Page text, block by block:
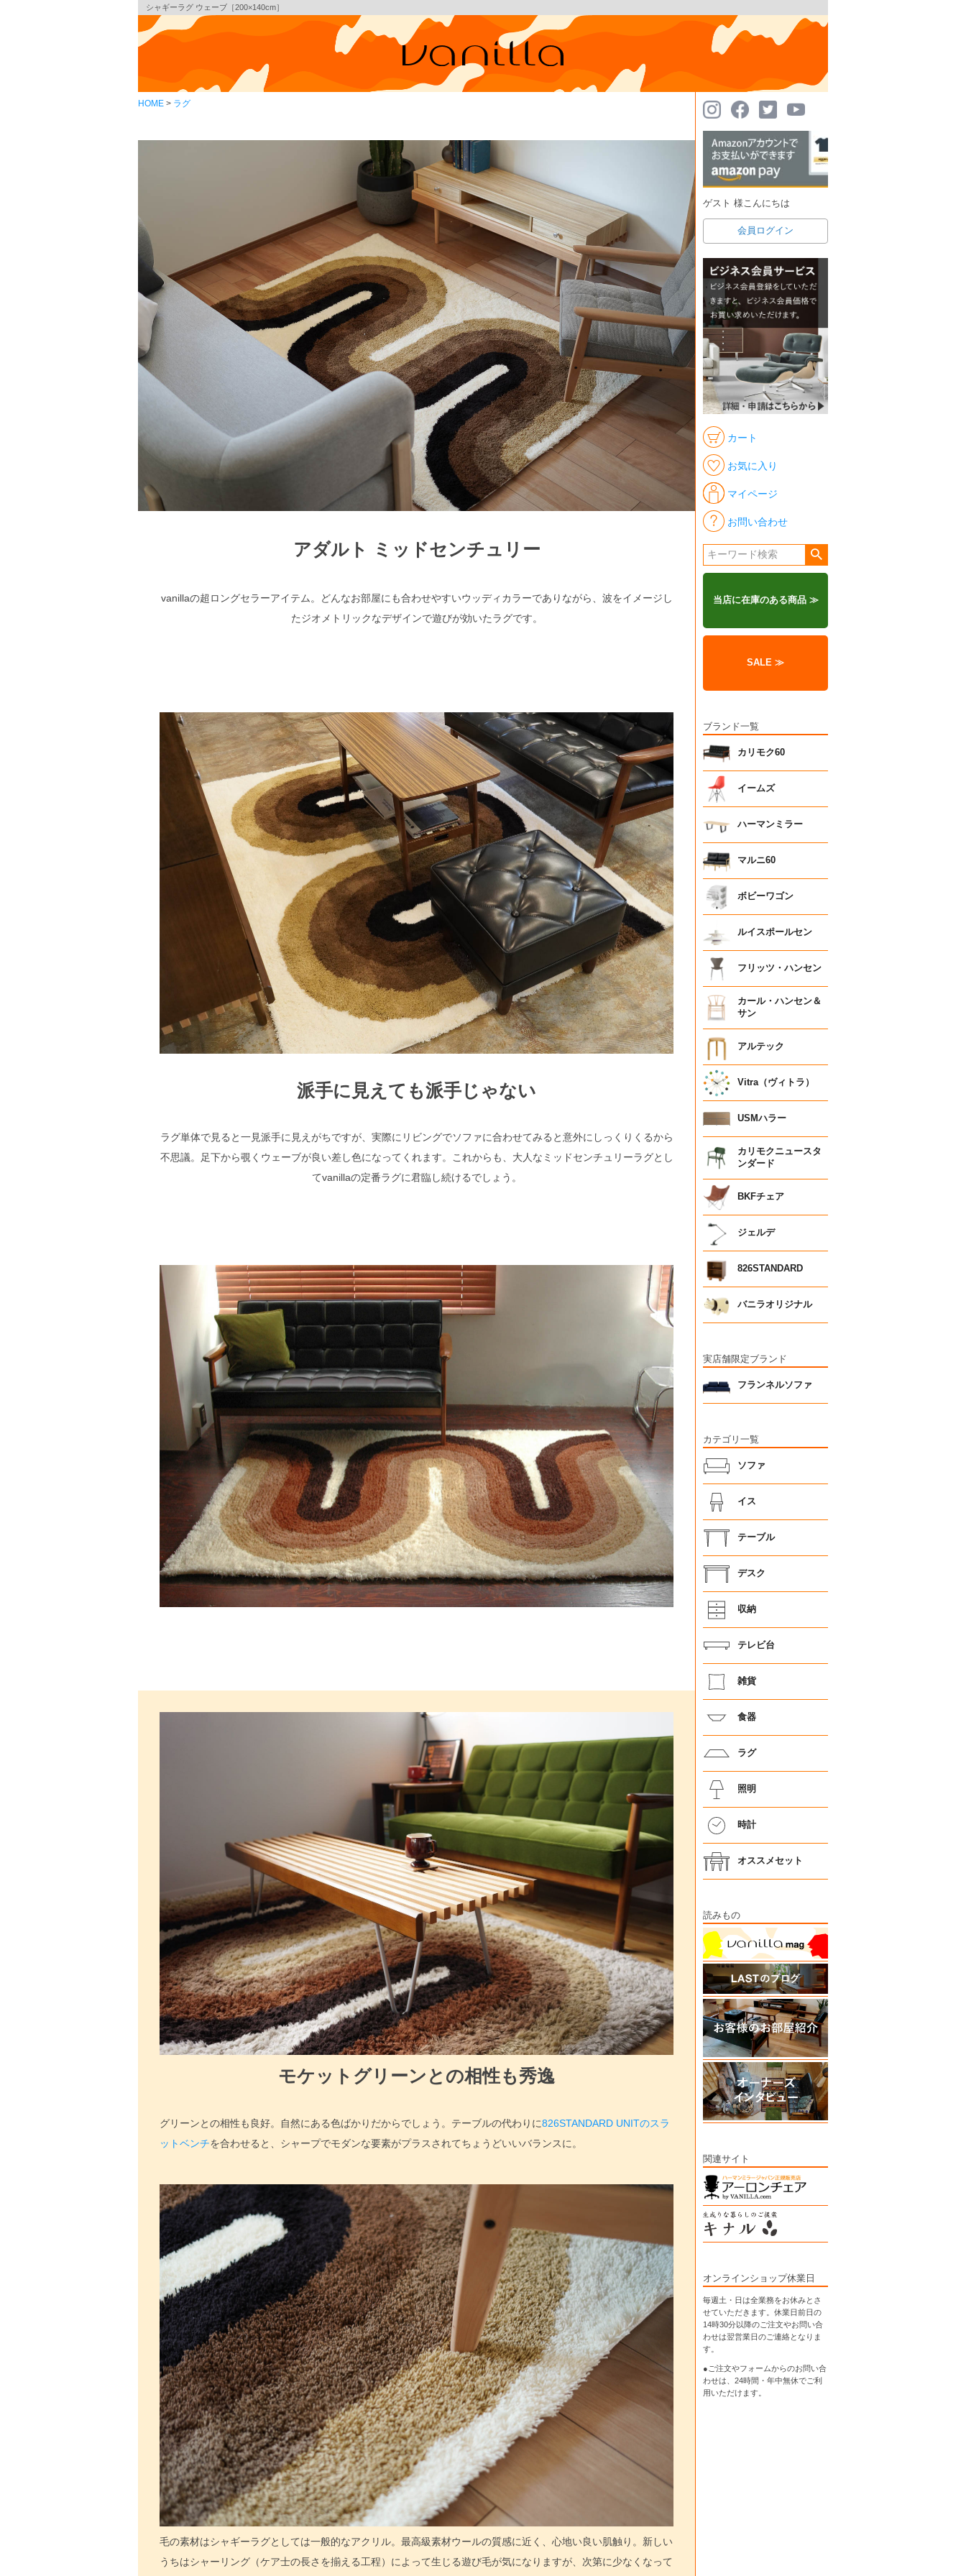
シャギーラグ ウェーブ［200×140cm］
HOME ラグ
アダルト ミッドセンチュリー
vanillaの超ロングセラーアイテム。どんなお部屋にも合わせやすいウッディカラーでありながら、波をイメージし
たジオメトリックなデザインで遊びが効いたラグです。
派手に見えても派手じゃない
ラグ単体で見ると一見派手に見えがちですが、実際にリビングでソファに合わせてみると意外にしっくりくるから
不思議。足下から覗くウェーブが良い差し色になってくれます。これからも、大人なミッドセンチュリーラグとし
てvanillaの定番ラグに君臨し続けるでしょう。
モケットグリーンとの相性も秀逸
グリーンとの相性も良好。自然にある色ばかりだからでしょう。テーブルの代わりに826STANDARD UNITのスラ
ットベンチを合わせると、シャープでモダンな要素がプラスされてちょうどいいバランスに。
毛の素材はシャギーラグとしては一般的なアクリル。最高級素材ウールの質感に近く、心地い良い肌触り。新しい
うちはシャーリング（ケア士の長さを揃える工程）によって生じる遊び毛が気になりますが、次第に少なくなって
ゲスト 様こんにちは
会員ログイン
カート
お気に入り
マイページ
お問い合わせ
検索
当店に在庫のある商品 ≫
SALE ≫
ブランド一覧
カリモク60
イームズ
ハーマンミラー
マルニ60
ボビーワゴン
ルイスポールセン
フリッツ・ハンセン
カール・ハンセン＆
サン
アルテック
Vitra（ヴィトラ）
USMハラー
カリモクニュースタ
ンダード
BKFチェア
ジェルデ
826STANDARD
バニラオリジナル
実店舗限定ブランド
フランネルソファ
カテゴリ一覧
ソファ
イス
テーブル
デスク
収納
テレビ台
雑貨
食器
ラグ
照明
時計
オススメセット
読みもの
関連サイト
オンラインショップ休業日
毎週土・日は全業務をお休みとさ
せていただきます。休業日前日の
14時30分以降のご注文やお問い合
わせは翌営業日のご連絡となりま
す。
●ご注文やフォームからのお問い合
わせは、 24時間・年中無休でご利
用いただけます。